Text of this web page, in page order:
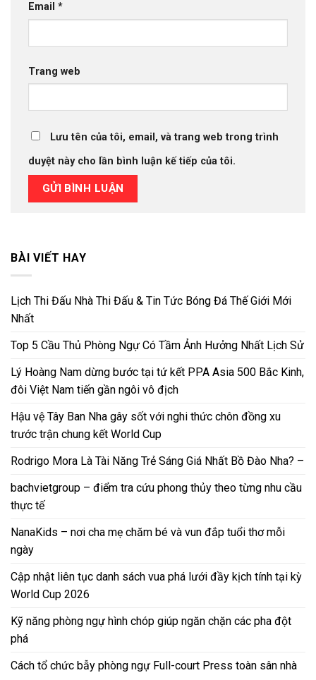
Email *
Trang web
Lưu tên của tôi, email, và trang web trong trình
duyệt này cho lần bình luận kế tiếp của tôi.
BÀI VIẾT HAY
Lịch Thi Đấu Nhà Thi Đấu & Tin Tức Bóng Đá Thế Giới Mới
Nhất
Top 5 Cầu Thủ Phòng Ngự Có Tầm Ảnh Hưởng Nhất Lịch Sử
Lý Hoàng Nam dừng bước tại tứ kết PPA Asia 500 Bắc Kinh,
đôi Việt Nam tiến gần ngôi vô địch
Hậu vệ Tây Ban Nha gây sốt với nghi thức chôn đồng xu
trước trận chung kết World Cup
Rodrigo Mora Là Tài Năng Trẻ Sáng Giá Nhất Bồ Đào Nha? –
bachvietgroup – điểm tra cứu phong thủy theo từng nhu cầu
thực tế
NanaKids – nơi cha mẹ chăm bé và vun đắp tuổi thơ mỗi
ngày
Cập nhật liên tục danh sách vua phá lưới đầy kịch tính tại kỳ
World Cup 2026
Kỹ năng phòng ngự hình chóp giúp ngăn chặn các pha đột
phá
Cách tổ chức bẫy phòng ngự Full-court Press toàn sân nhà